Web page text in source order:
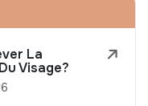
La
Visage?